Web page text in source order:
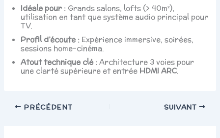
Idéale pour : Grands salons, lofts (> 40m²),
utilisation en tant que système audio principal pour
TV.
Profil d’écoute : Expérience immersive, soirées,
sessions home-cinéma.
Atout technique clé :Architecture 3 voies pour
une clarté supérieure et entrée HDMI ARC.
PRÉCÉDENT SUIVANT